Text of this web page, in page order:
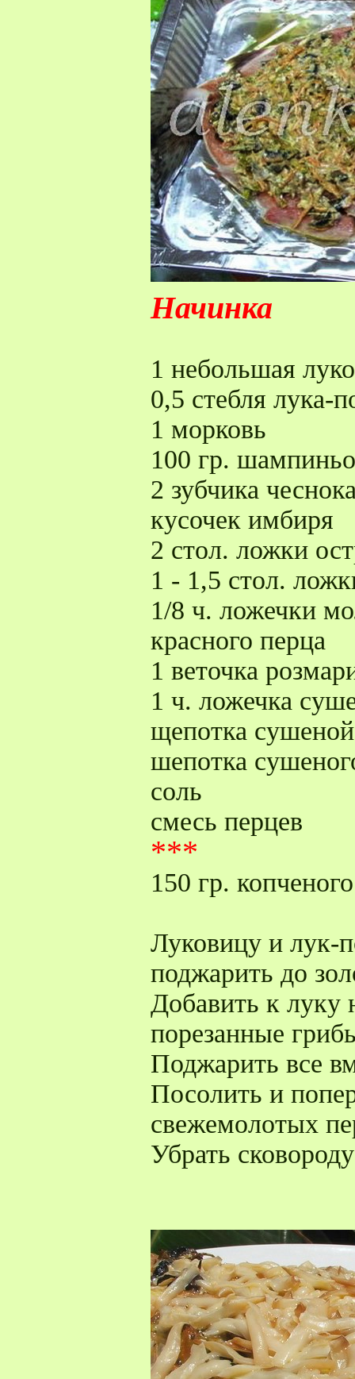
Начинка
1 небольшая
0,5 стебля лука-
1 морковь
100 гр.
2 зубчика
кусочек имбиря
2 стол. ложки
1 - 1,5 стол.
1/8 ч. ложечки
красного перца
1 веточка
1 ч. ложечка
щепотка
шепотка
соль
смесь перцев
***
150 гр.
Луковицу и лук-
поджарить до
Добавить к луку
порезанные
Поджарить все
Посолить и
свежемолотых
Убрать